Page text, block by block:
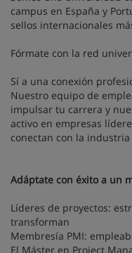
campus en España y
sellos internacionales
Fórmate con la red
Sí a una conexión
Nuestro equipo de
impulsar tu carrera y
activo en empresas
conectan con la
Adáptate con éxito a un
Líderes de proyectos:
transforman
Membresía PMI:
El Máster en Project